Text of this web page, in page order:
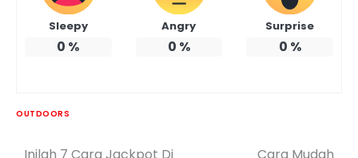
Sleepy
0 %
Angry
0 %
Surprise
0 %
OUTDOORS